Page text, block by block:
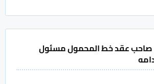
صاحب عقد خط المحمول مسئول